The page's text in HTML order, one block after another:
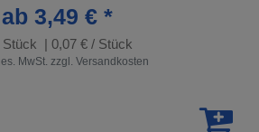
ab 3,49 € *
Stück | 0,07 € / Stück
MwSt. zzgl. Versandkosten